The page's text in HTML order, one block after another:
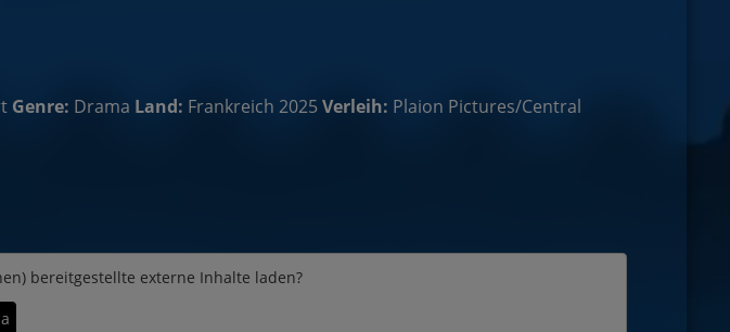
Genre: Drama Land: Frankreich 2025Verleih: Plaion Pictures/Central
bereitgestellte externe Inhalte laden?